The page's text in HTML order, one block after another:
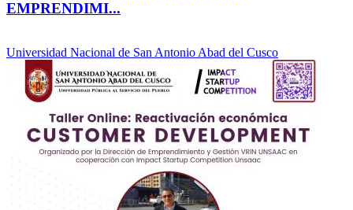
EMPRENDIMI...
Universidad Nacional de San Antonio Abad del Cusco